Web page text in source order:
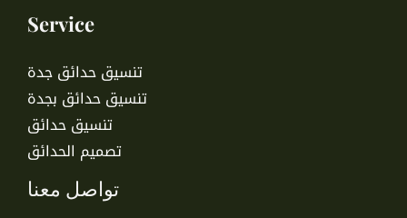
Service
تنسيق حدائق جدة
تنسيق حدائق بجدة
تنسيق حدائق
تصميم الحدائق
تواصل معنا